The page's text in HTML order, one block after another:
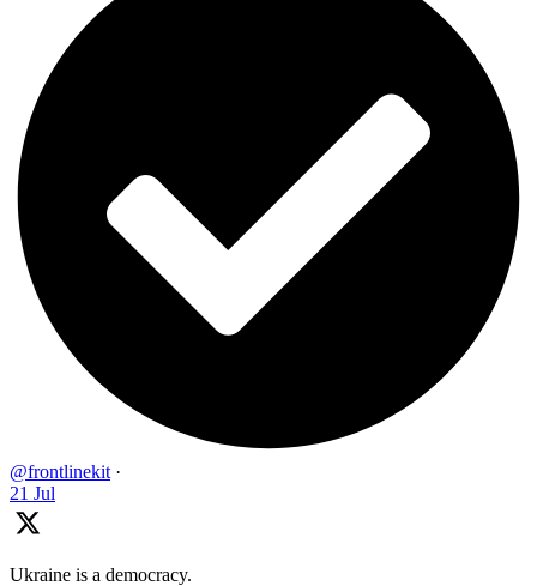
@frontlinekit ·
21 Jul
Ukraine is a democracy.